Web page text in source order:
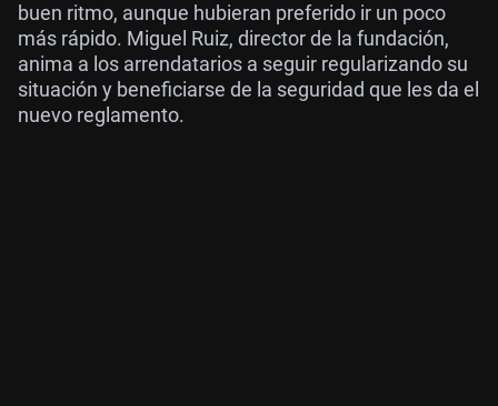
buen ritmo, aunque hubieran preferido ir un poco
más rápido. Miguel Ruiz, director de la fundación,
anima a los arrendatarios a seguir regularizando su
situación y beneficiarse de la seguridad que les da el
nuevo reglamento.